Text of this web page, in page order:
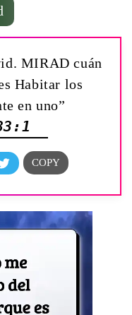
­MIRAD cuán
Habitar los
en uno”